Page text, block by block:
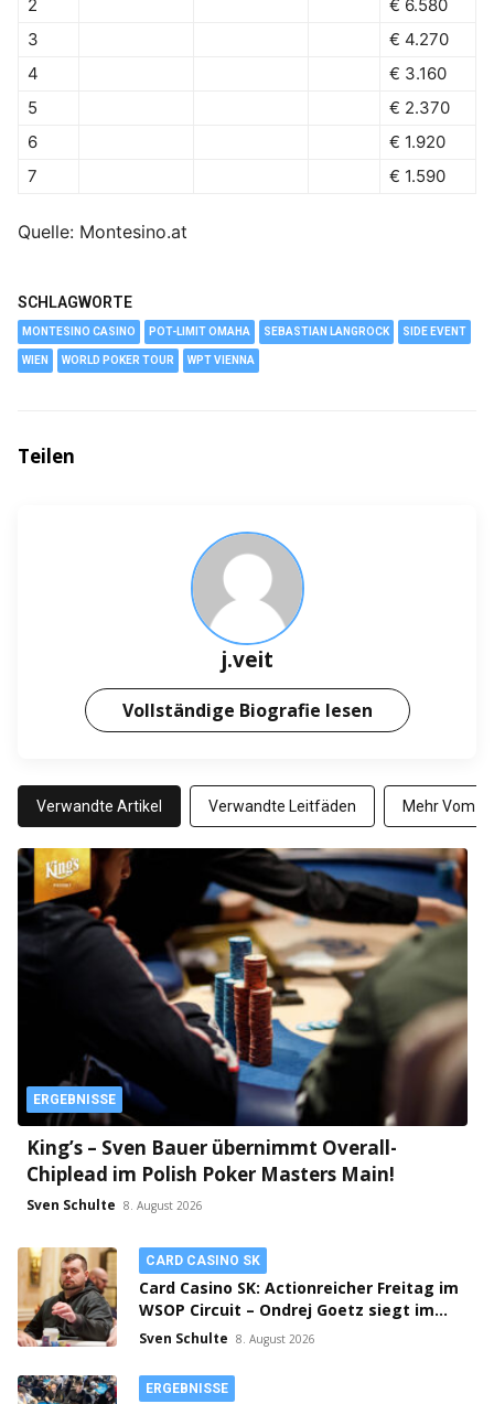
2
€ 6.580
3
€ 4.270
4
€ 3.160
5
€ 2.370
6
€ 1.920
7
€ 1.590
Quelle: Montesino.at
SCHLAGWORTE
MONTESINO CASINO POT-LIMIT OMAHA SEBASTIAN LANGROCK SIDE EVENT
WIEN WORLD POKER TOUR WPT VIENNA
Teilen
j.veit
Vollständige Biografie lesen
Verwandte Artikel Verwandte Leitfäden Mehr Vom
ERGEBNISSE
King’s – Sven Bauer übernimmt Overall-
Chiplead im Polish Poker Masters Main!
Sven Schulte 8. August 2026
CARD CASINO SK
Card Casino SK: Actionreicher Freitag im
WSOP Circuit – Ondrej Goetz siegt im
PLO!
Sven Schulte 8. August 2026
ERGEBNISSE